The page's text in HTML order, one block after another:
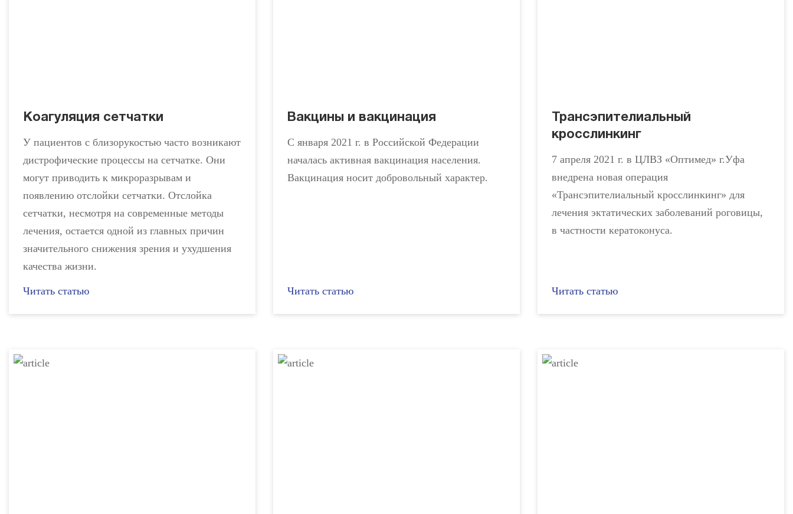
Коагуляция сетчатки
У пациентов с близорукостью часто возникают
дистрофические процессы на сетчатке. Они
могут приводить к микроразрывам и
появлению отслойки сетчатки. Отслойка
сетчатки, несмотря на современные методы
лечения, остается одной из главных причин
значительного снижения зрения и ухудшения
качества жизни.
Читать статью
Вакцины и вакцинация
С января 2021 г. в Российской Федерации
началась активная вакцинация населения.
Вакцинация носит добровольный характер.
Читать статью
Трансэпителиальный
кросслинкинг
7 апреля 2021 г. в ЦЛВЗ «Оптимед» г.Уфа
внедрена новая операция
«Трансэпителиальный кросслинкинг» для
лечения эктатических заболеваний роговицы,
в частности кератоконуса.
Читать статью